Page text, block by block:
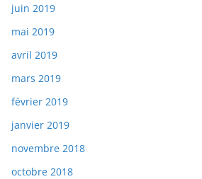
juin 2019
mai 2019
avril 2019
mars 2019
février 2019
janvier 2019
novembre 2018
octobre 2018